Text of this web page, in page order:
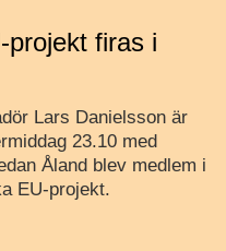
projekt firas i
Lars Danielsson är
23.10 med
Åland blev medlem i
EU-projekt.